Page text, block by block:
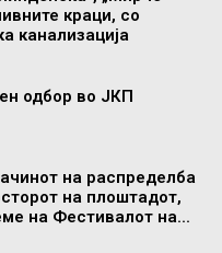
краци, со
канализација
одбор во ЈКП
на распределба
на плоштадот,
на Фестивалот на...